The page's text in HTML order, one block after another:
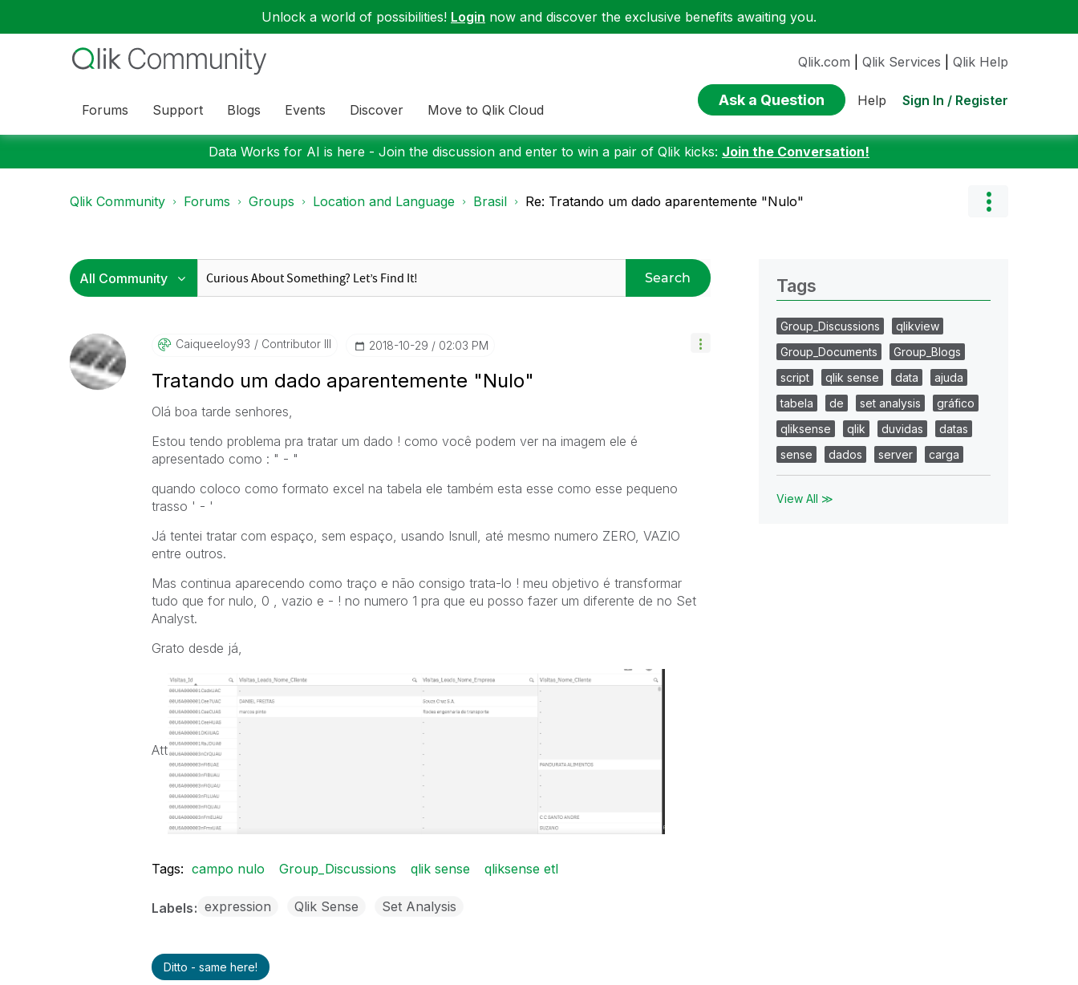
Unlock a world of possibilities! Login now and discover the exclusive benefits awaiting you.
Forums Support Blogs Events Discover Move to Qlik Cloud
Qlik.com Qlik Services Qlik Help
Ask a Question Help Sign In / Register
Data Works for AI is here - Join the discussion and enter to win a pair of Qlik kicks: Join the Conversation!
Qlik Community Forums Groups Location and Language Brasil Re: Tratando um dado aparentemente "Nulo"
Search
Caiqueeloy93 Contributor III ‎2018-10-29 02:03 PM
Tratando um dado aparentemente "Nulo"
Olá boa tarde senhores,
Estou tendo problema pra tratar um dado ! como você podem ver na imagem ele é
apresentado como : " - "
quando coloco como formato excel na tabela ele também esta esse como esse pequeno
trasso ' - '
Já tentei tratar com espaço, sem espaço, usando Isnull, até mesmo numero ZERO, VAZIO
entre outros.
Mas continua aparecendo como traço e não consigo trata-lo ! meu objetivo é transformar
tudo que for nulo, 0 , vazio e - ! no numero 1 pra que eu posso fazer um diferente de no Set
Analyst.
Grato desde já,
Att
Tags: campo nulo Group_Discussions qlik sense qliksense etl
Labels expression Qlik Sense Set Analysis
Ditto - same here!
Tags
Group_Discussions
qlikview
Group_Documents
Group_Blogs
script
qlik sense data
ajuda
tabela
de set analysis
gráfico
qliksense
qlik duvidas
datas
sense
dados server carga
View All ≫